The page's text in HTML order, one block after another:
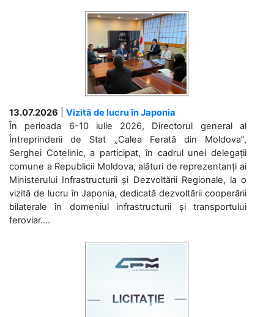
13.07.2026
Vizită de lucru în Japonia
În perioada 6-10 iulie 2026, Directorul general al
Întreprinderii de Stat „Calea Ferată din Moldova”,
Serghei Cotelinic, a participat, în cadrul unei delegații
comune a Republicii Moldova, alături de reprezentanți ai
Ministerului Infrastructurii și Dezvoltării Regionale, la o
vizită de lucru în Japonia, dedicată dezvoltării cooperării
bilaterale în domeniul infrastructurii și transportului
feroviar....